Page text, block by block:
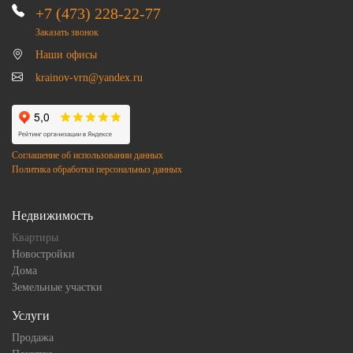
+7 (473) 228-22-77
Заказать звонок
Наши офисы
krainov-vrn@yandex.ru
Соглашение об использовании данных
Политика обработки персональныз данных
Недвижимость
Квартиры
Новостройки
Дома
Земельные участки
Услуги
Продажа